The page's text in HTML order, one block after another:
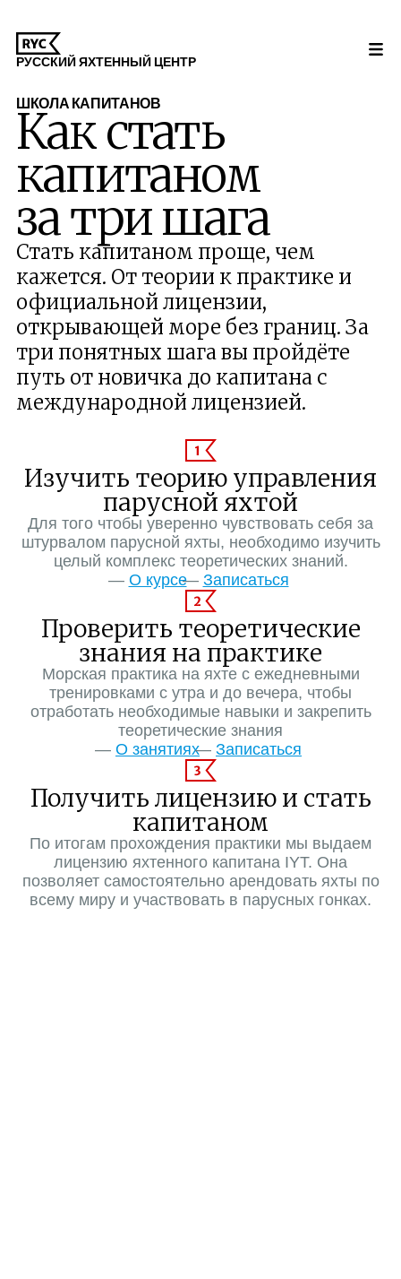
РУССКИЙ ЯХТЕННЫЙ ЦЕНТР
ШКОЛА КАПИТАНОВ
Как стать
капитаном
за три шага
Стать капитаном проще, чем
кажется. От теории к практике и
официальной лицензии,
открывающей море без границ. За
три понятных шага вы пройдёте
путь от новичка до капитана с
международной лицензией.
Изучить теорию управления
парусной яхтой
Для того чтобы уверенно чувствовать себя за
штурвалом парусной яхты, необходимо изучить
целый комплекс теоретических знаний.
O курсе
Записаться
Проверить теоретические
знания на практике
Морская практика на яхте с ежедневными
тренировками с утра и до вечера, чтобы
отработать необходимые навыки и закрепить
теоретические знания
O занятиях
Записаться
Получить лицензию и стать
капитаном
По итогам прохождения практики мы выдаем
лицензию яхтенного капитана IYT. Она
позволяет самостоятельно арендовать яхты по
всему миру и участвовать в парусных гонках.